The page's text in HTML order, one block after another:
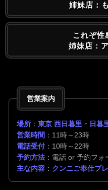
姉妹店：
これぞ性
姉妹店：
営業案内
場所 ： 東京 西日暮里・日暮
営業時間 ：11時～23時
電話受付：10時～22時
予約方法 ：電話 or 予約フォ
主な内容 ： クンニご奉仕プ